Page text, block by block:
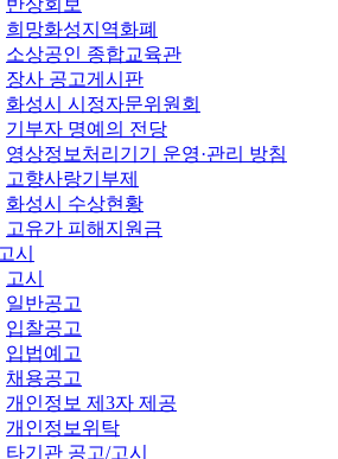
반상회보
희망화성지역화폐
소상공인 종합교육관
장사 공고게시판
화성시 시정자문위원회
기부자 명예의 전당
영상정보처리기기 운영·관리 방침
고향사랑기부제
화성시 수상현황
고유가 피해지원금
시
고시
일반공고
입찰공고
입법예고
채용공고
개인정보 제3자 제공
개인정보위탁
타기관 공고/고시